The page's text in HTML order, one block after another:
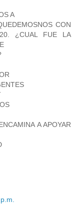
A
CON
¿CUAL FUE LA
A APOYAR